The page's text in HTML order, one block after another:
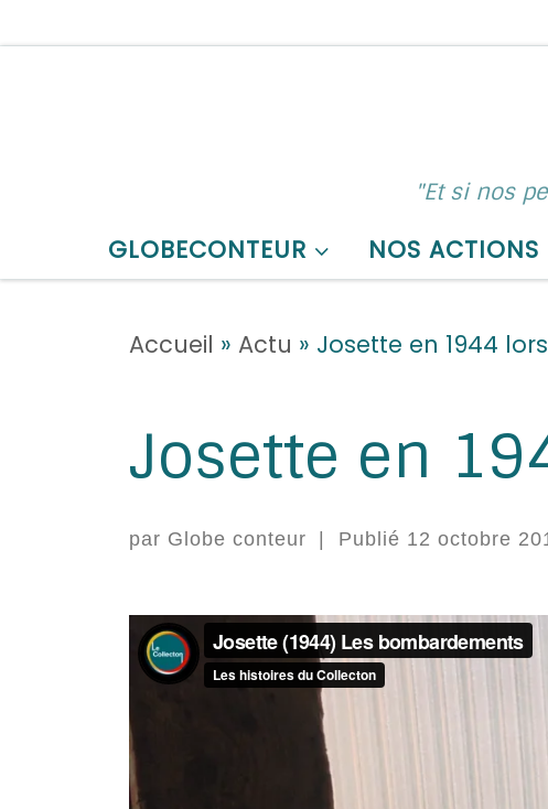
Skip to content
"Et si nos
GLOBECONTEUR NOS ACTIONS
Accueil » Actu » Josette en 1944
Josette en
par Globe conteur | Publié 12 octobre